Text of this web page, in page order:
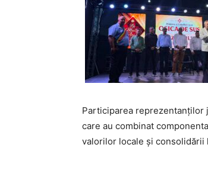
Participarea reprezentanților
care au combinat
valorilor locale și